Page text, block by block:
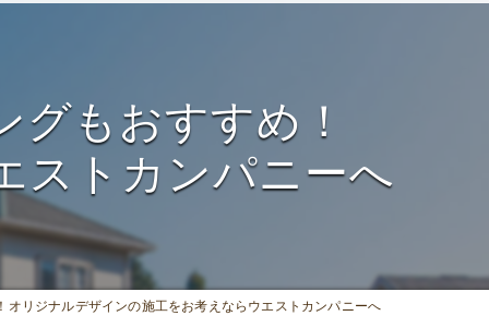
採用情報
お客様の声
もおすすめ！
ストカンパニーへ
リジナルデザインの施工をお考えならウエストカンパニーへ